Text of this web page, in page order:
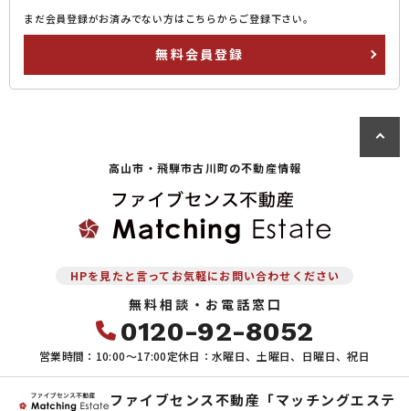
まだ会員登録がお済みでない方はこちらからご登録下さい。
無料会員登録
高山市・飛騨市古川町の不動産情報
HPを見たと言ってお気軽にお問い合わせください
無料相談・お電話窓口
0120-92-8052
営業時間：10:00〜17:00定休日：水曜日、土曜日、日曜日、祝日
ファイブセンス不動産「マッチングエステ